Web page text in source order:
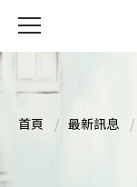
首頁 最新訊息